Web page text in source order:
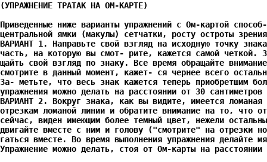
(УПРАЖНЕНИЕ ТРАТАК НА ОМ-КАРТЕ)
Приведенные ниже варианты упражнений с Ом-картой
центральной ямки (макулы) сетчатки, росту остроты
ВАРИАНТ 1. Направьте свой взгляд на исходную точку
часть, на которую вы смот- рите, кажется самой четкой.
щайть свой взгляд по знаку. Все время обращайте
смотрите в данный момент, кажет- ся чернее всего
За- метьте, что весь знак кажется теперь приобретшим
упражнения можно делать на расстоянии от 30
ВАРИАНТ 2. Вокруг знака, как вы видите, имеется ломаная
отрезкам ломаной линии и обратите внимание на то, что
сейчас, виден имеющим более темный цвет, нежели
двигайте вместе с ним и голову ("смотрите" на отрезки
гаться вместе. Во время выполнения упражнения делайте
Упражнение можно делать, стоя от Ом-карты на